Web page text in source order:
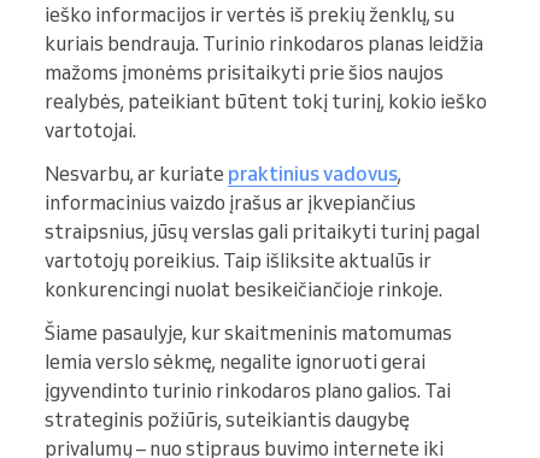
ieško informacijos ir vertės iš prekių ženklų, su
kuriais bendrauja. Turinio rinkodaros planas leidžia
mažoms įmonėms prisitaikyti prie šios naujos
realybės, pateikiant būtent tokį turinį, kokio ieško
vartotojai.
Nesvarbu, ar kuriate praktinius vadovus,
informacinius vaizdo įrašus ar įkvepiančius
straipsnius, jūsų verslas gali pritaikyti turinį pagal
vartotojų poreikius. Taip išliksite aktualūs ir
konkurencingi nuolat besikeičiančioje rinkoje.
Šiame pasaulyje, kur skaitmeninis matomumas
lemia verslo sėkmę, negalite ignoruoti gerai
įgyvendinto turinio rinkodaros plano galios. Tai
strateginis požiūris, suteikiantis daugybę
privalumų – nuo stipraus buvimo internete iki